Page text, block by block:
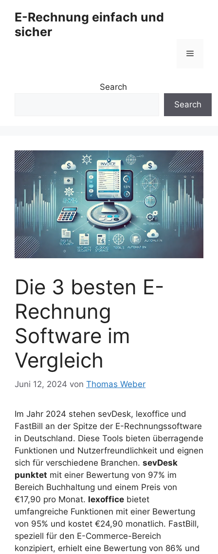
Inhalt
springen
E-Rechnung einfach und
sicher
Menü
Search
Search
Die 3 besten E-
Rechnung
Software im
Vergleich
Juni 12, 2024 von Thomas Weber
Im Jahr 2024 stehen sevDesk, lexoffice und
FastBill an der Spitze der E-Rechnungssoftware
in Deutschland. Diese Tools bieten überragende
Funktionen und Nutzerfreundlichkeit und eignen
sich für verschiedene Branchen. sevDesk
punktet mit einer Bewertung von 97% im
Bereich Buchhaltung und einem Preis von
€17,90 pro Monat. lexoffice bietet
umfangreiche Funktionen mit einer Bewertung
von 95% und kostet €24,90 monatlich. FastBill,
speziell für den E-Commerce-Bereich
konzipiert, erhielt eine Bewertung von 86% und